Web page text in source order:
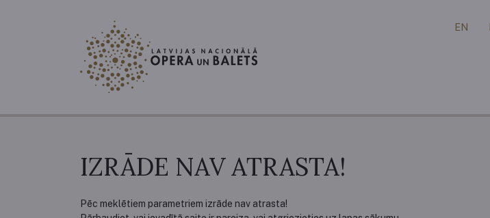
EN
IZRĀDE NAV ATRASTA!
Pēc meklētiem parametriem izrāde nav atrasta!